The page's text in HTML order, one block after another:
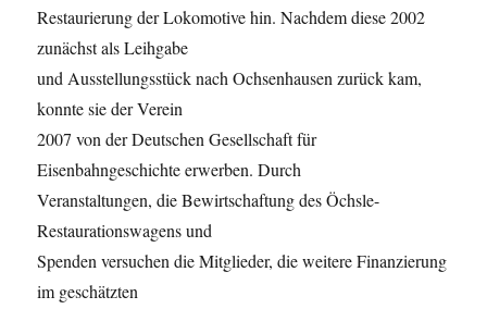
Restaurierung der Lokomotive hin. Nachdem diese 2002
zunächst als Leihgabe
und Ausstellungsstück nach Ochsenhausen zurück kam,
konnte sie der Verein
2007 von der Deutschen Gesellschaft für
Eisenbahngeschichte erwerben. Durch
Veranstaltungen, die Bewirtschaftung des Öchsle-
Restaurationswagens und
Spenden versuchen die Mitglieder, die weitere Finanzierung
im geschätzten